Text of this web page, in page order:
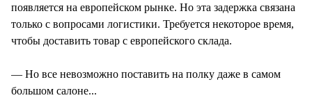
появляется на европейском рынке. Но эта задержка связана
только с вопросами логистики. Требуется некоторое время,
чтобы доставить товар с европейского склада.
— Но все невозможно поставить на полку даже в самом
большом салоне...